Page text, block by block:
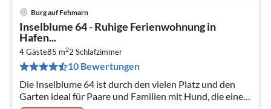
Burg auf Fehmarn
Inselblume 64 - Ruhige Ferienwohnung in
Hafen...
4 Gäste85 m22 Schlafzimmer
10 Bewertungen
Die Inselblume 64 ist durch den vielen Platz und den
Garten ideal für Paare und Familien mit Hund, die eine